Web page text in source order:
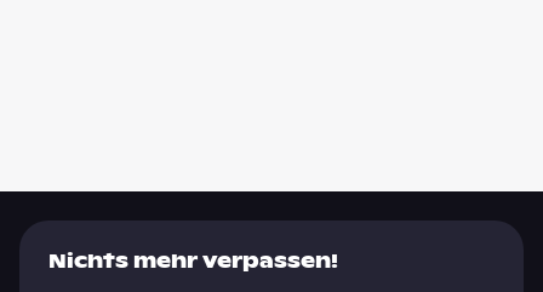
Nichts mehr verpassen!